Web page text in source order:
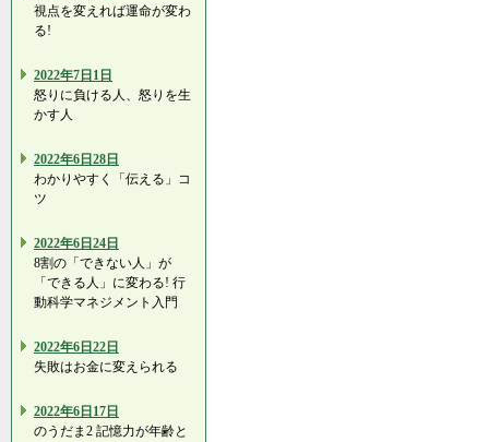
視点を変えれば運命が変わ
る!
2022年7日1日
怒りに負ける人、怒りを生
かす人
2022年6日28日
わかりやすく「伝える」コ
ツ
2022年6日24日
8割の「できない人」が
「できる人」に変わる! 行
動科学マネジメント入門
2022年6日22日
失敗はお金に変えられる
2022年6日17日
のうだま2 記憶力が年齢と